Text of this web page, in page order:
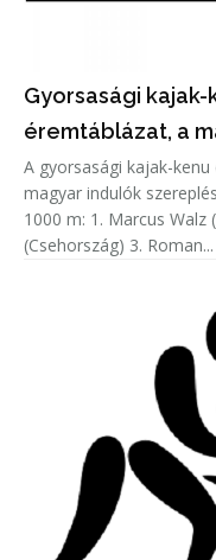
Gyorsasági
éremtáblázat, a
A gyorsasági kajak-
magyar indulók
1000 m: 1. Marcus Walz
(Csehország) 3. Roman...